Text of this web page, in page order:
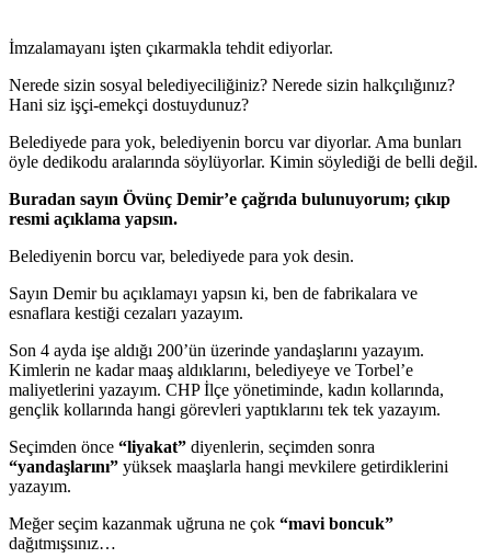
İmzalamayanı işten çıkarmakla tehdit ediyorlar.
Nerede sizin sosyal belediyeciliğiniz? Nerede sizin halkçılığınız?
Hani siz işçi-emekçi dostuydunuz?
Belediyede para yok, belediyenin borcu var diyorlar. Ama bunları
öyle dedikodu aralarında söylüyorlar. Kimin söylediği de belli değil.
Buradan sayın Övünç Demir’e çağrıda bulunuyorum; çıkıp
resmi açıklama yapsın.
Belediyenin borcu var, belediyede para yok desin.
Sayın Demir bu açıklamayı yapsın ki, ben de fabrikalara ve
esnaflara kestiği cezaları yazayım.
Son 4 ayda işe aldığı 200’ün üzerinde yandaşlarını yazayım.
Kimlerin ne kadar maaş aldıklarını, belediyeye ve Torbel’e
maliyetlerini yazayım. CHP İlçe yönetiminde, kadın kollarında,
gençlik kollarında hangi görevleri yaptıklarını tek tek yazayım.
Seçimden önce “liyakat” diyenlerin, seçimden sonra
“yandaşlarını” yüksek maaşlarla hangi mevkilere getirdiklerini
yazayım.
Meğer seçim kazanmak uğruna ne çok “mavi boncuk”
dağıtmışsınız…